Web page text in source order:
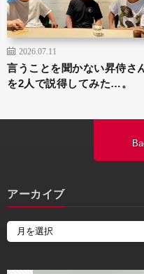
2026.07.11
言うことを聞かない昇侍さ
を2人で説得してみた…。
アーカイブ